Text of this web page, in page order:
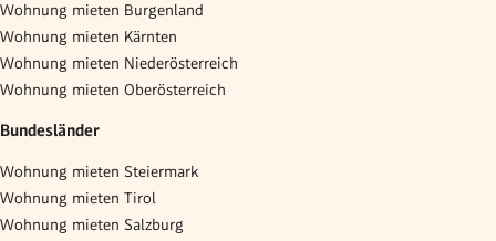
Wohnung mieten Burgenland
Wohnung mieten Kärnten
Wohnung mieten Niederösterreich
Wohnung mieten Oberösterreich
Bundesländer
Wohnung mieten Steiermark
Wohnung mieten Tirol
Wohnung mieten Salzburg